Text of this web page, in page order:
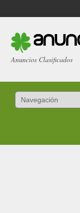
Anuncios Clasificados